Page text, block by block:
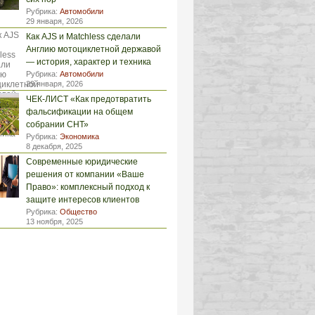
Рубрика: Автомобили
29 января, 2026
Как AJS и Matchless сделали
Англию мотоциклетной державой
— история, характер и техника
Рубрика: Автомобили
29 января, 2026
ЧЕК-ЛИСТ «Как предотвратить
фальсификации на общем
собрании СНТ»
Рубрика: Экономика
8 декабря, 2025
Современные юридические
решения от компании «Ваше
Право»: комплексный подход к
защите интересов клиентов
Рубрика: Общество
13 ноября, 2025